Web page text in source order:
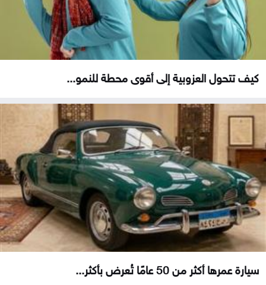
كيف تتحول العزوبية إلى أقوى محطة للنمو...
سيارة عمرها أكثر من 50 عامًا تُعرض بأكثر...